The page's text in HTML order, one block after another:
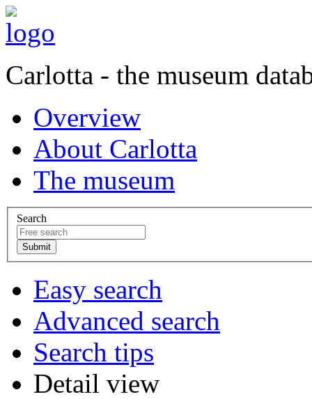
Carlotta - the museum
Overview
About Carlotta
The museum
Search
Easy search
Advanced search
Search tips
Detail view